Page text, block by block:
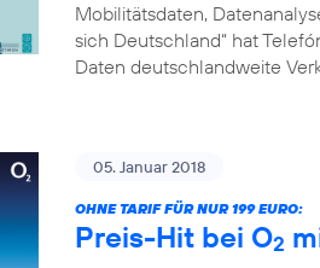
Mobilitätsdaten,
sich Deutschland“ hat
Daten deutschlandweite
05. Januar 2018
OHNE TARIF FÜR NUR 199 EURO:
Preis-Hit bei O2